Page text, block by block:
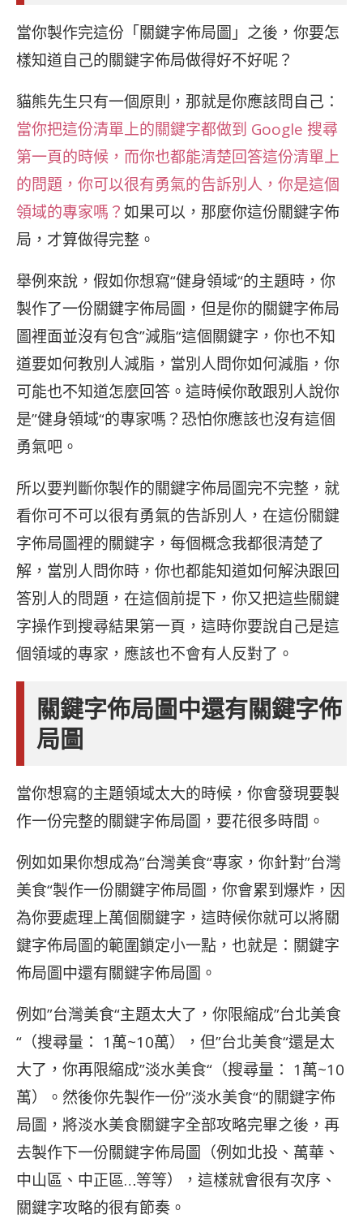
當你製作完這份「關鍵字佈局圖」之後，你要怎
樣知道自己的關鍵字佈局做得好不好呢？
貓熊先生只有一個原則，那就是你應該問自己：
當你把這份清單上的關鍵字都做到 Google 搜尋
第一頁的時候，而你也都能清楚回答這份清單上
的問題，你可以很有勇氣的告訴別人，你是這個
領域的專家嗎？如果可以，那麼你這份關鍵字佈
局，才算做得完整。
舉例來說，假如你想寫“健身領域“的主題時，你
製作了一份關鍵字佈局圖，但是你的關鍵字佈局
圖裡面並沒有包含”減脂“這個關鍵字，你也不知
道要如何教別人減脂，當別人問你如何減脂，你
可能也不知道怎麼回答。這時候你敢跟別人說你
是”健身領域“的專家嗎？恐怕你應該也沒有這個
勇氣吧。
所以要判斷你製作的關鍵字佈局圖完不完整，就
看你可不可以很有勇氣的告訴別人，在這份關鍵
字佈局圖裡的關鍵字，每個概念我都很清楚了
解，當別人問你時，你也都能知道如何解決跟回
答別人的問題，在這個前提下，你又把這些關鍵
字操作到搜尋結果第一頁，這時你要說自己是這
個領域的專家，應該也不會有人反對了。
關鍵字佈局圖中還有關鍵字佈
局圖
當你想寫的主題領域太大的時候，你會發現要製
作一份完整的關鍵字佈局圖，要花很多時間。
例如如果你想成為”台灣美食“專家，你針對”台灣
美食“製作一份關鍵字佈局圖，你會累到爆炸，因
為你要處理上萬個關鍵字，這時候你就可以將關
鍵字佈局圖的範圍鎖定小一點，也就是：關鍵字
佈局圖中還有關鍵字佈局圖。
例如”台灣美食“主題太大了，你限縮成”台北美食
“（搜尋量： 1萬~10萬），但”台北美食“還是太
大了，你再限縮成”淡水美食“（搜尋量： 1萬~10
萬）。然後你先製作一份”淡水美食“的關鍵字佈
局圖，將淡水美食關鍵字全部攻略完畢之後，再
去製作下一份關鍵字佈局圖（例如北投、萬華、
中山區、中正區…等等），這樣就會很有次序、
關鍵字攻略的很有節奏。